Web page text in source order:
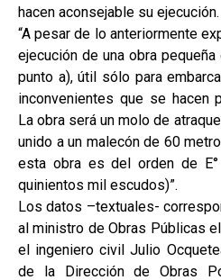
hacen aconsejable su ejecución.
“A pesar de lo anteriormente
ejecución de una obra
punto a), útil sólo para
inconvenientes que se hacen
La obra será un molo de
unido a un malecón de 60
esta obra es del orden de
quinientos mil escudos)”.
Los datos –textuales-
al ministro de Obras Públicas
el ingeniero civil Julio
de la Dirección de Obras